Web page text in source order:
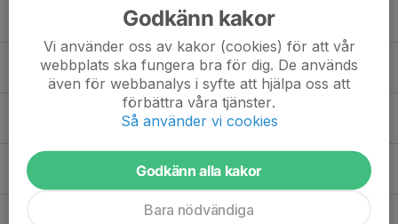
Utomhusträning
Hallevi IP
Ons 19/8
17:00-18:30
Utomhusträning
Hallevi IP
Utomhusträning
Hallevi IP
Ons 26/8
17:00-18:30
Utomhusträning
Godkänn kakor
Vi använder oss av kakor (cookies) för att vår
webbplats ska fungera bra för dig. De används
även för webbanalys i syfte att hjälpa oss att
förbättra våra tjänster.
Så använder vi cookies
Godkänn alla kakor
Bara nödvändiga